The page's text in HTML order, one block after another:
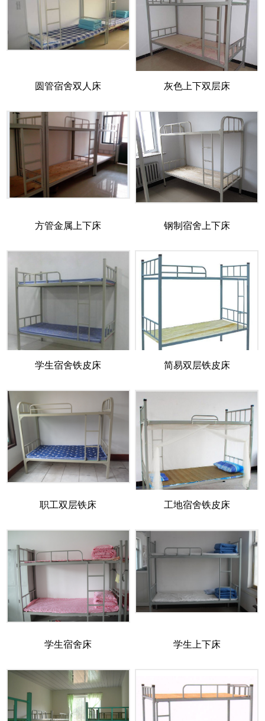
圆管宿舍双人床 灰色上下双层床
方管金属上下床 钢制宿舍上下床
学生宿舍铁皮床 简易双层铁皮床
职工双层铁床 工地宿舍铁皮床
学生宿舍床 学生上下床